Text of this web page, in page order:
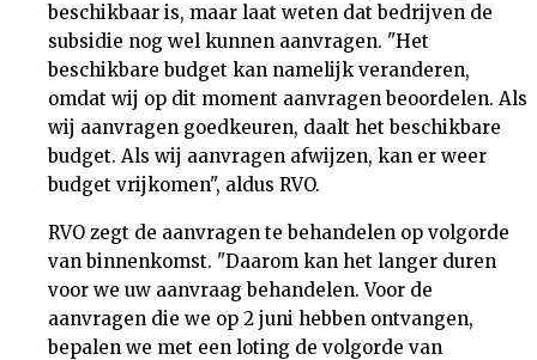
beschikbaar is, maar laat weten dat bedrijven de
subsidie nog wel kunnen aanvragen. "Het
beschikbare budget kan namelijk veranderen,
omdat wij op dit moment aanvragen beoordelen. Als
wij aanvragen goedkeuren, daalt het beschikbare
budget. Als wij aanvragen afwijzen, kan er weer
budget vrijkomen", aldus RVO.
RVO zegt de aanvragen te behandelen op volgorde
van binnenkomst. "Daarom kan het langer duren
voor we uw aanvraag behandelen. Voor de
aanvragen die we op 2 juni hebben ontvangen,
bepalen we met een loting de volgorde van